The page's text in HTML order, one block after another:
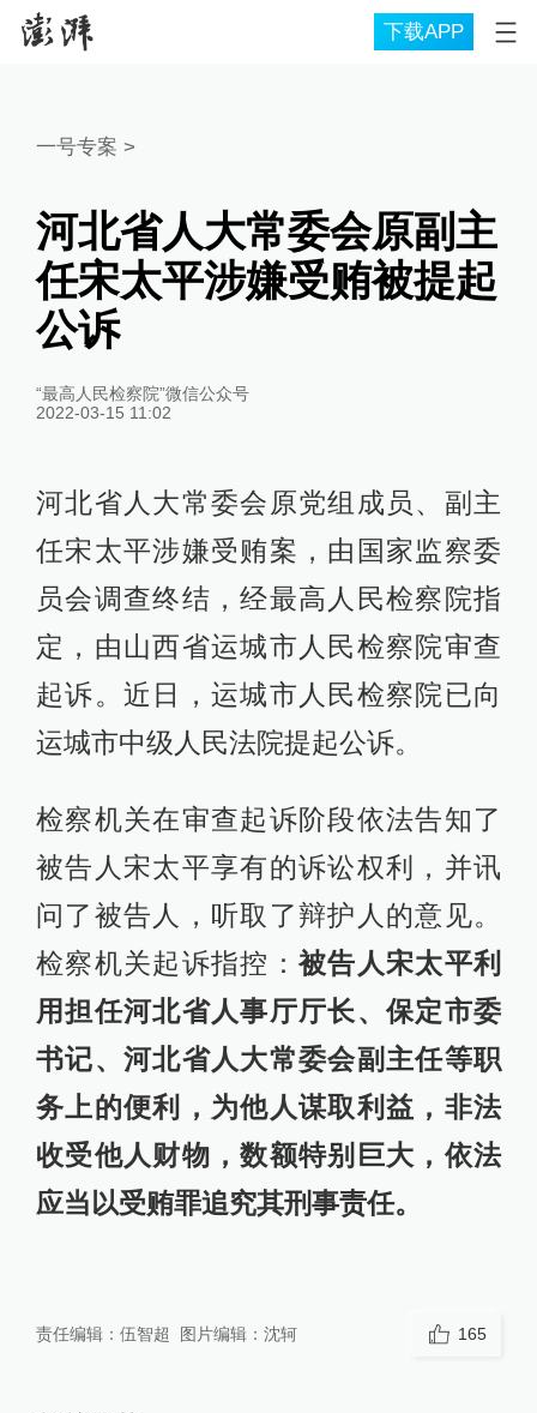
下载APP
一号专案 >
河北省人大常委会原副主
任宋太平涉嫌受贿被提起
公诉
“最高人民检察院”微信公众号
2022-03-15 11:02
河北省人大常委会原党组成员、副主
任宋太平涉嫌受贿案，由国家监察委
员会调查终结，经最高人民检察院指
定，由山西省运城市人民检察院审查
起诉。近日，运城市人民检察院已向
运城市中级人民法院提起公诉。
检察机关在审查起诉阶段依法告知了
被告人宋太平享有的诉讼权利，并讯
问了被告人，听取了辩护人的意见。
检察机关起诉指控：被告人宋太平利
用担任河北省人事厅厅长、保定市委
书记、河北省人大常委会副主任等职
务上的便利，为他人谋取利益，非法
收受他人财物，数额特别巨大，依法
应当以受贿罪追究其刑事责任。
责任编辑： 伍智超 图片编辑： 沈轲 165